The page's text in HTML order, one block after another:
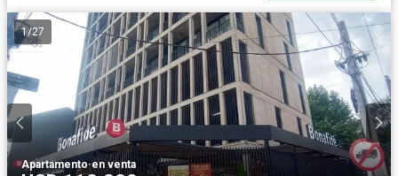
1/27
Apartamento·en venta